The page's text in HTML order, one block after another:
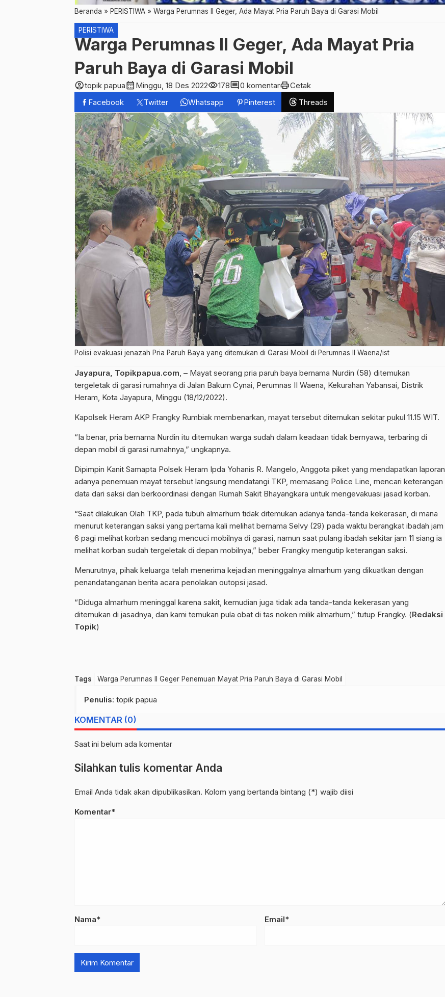
Beranda » PERISTIWA » Warga Perumnas II Geger, Ada Mayat Pria Paruh Baya di Garasi Mobil
PERISTIWA
Warga Perumnas II Geger, Ada Mayat Pria
Paruh Baya di Garasi Mobil
account_circletopik papuacalendar_month Minggu, 18 Des 2022visibility178comment0 komentarprintCetak
Facebook
Twitter Whatsapp Pinterest Threads
Polisi evakuasi jenazah Pria Paruh Baya yang ditemukan di Garasi Mobil di Perumnas II Waena/ist
Jayapura, Topikpapua.com, – Mayat seorang pria paruh baya bernama Nurdin (58) ditemukan
tergeletak di garasi rumahnya di Jalan Bakum Cynai, Perumnas II Waena, Kekurahan Yabansai, Distrik
Heram, Kota Jayapura, Minggu (18/12/2022).
Kapolsek Heram AKP Frangky Rumbiak membenarkan, mayat tersebut ditemukan sekitar pukul 11.15 WIT.
“Ia benar, pria bernama Nurdin itu ditemukan warga sudah dalam keadaan tidak bernyawa, terbaring di
depan mobil di garasi rumahnya,” ungkapnya.
Dipimpin Kanit Samapta Polsek Heram Ipda Yohanis R. Mangelo, Anggota piket yang mendapatkan laporan
adanya penemuan mayat tersebut langsung mendatangi TKP, memasang Police Line, mencari keterangan
data dari saksi dan berkoordinasi dengan Rumah Sakit Bhayangkara untuk mengevakuasi jasad korban.
“Saat dilakukan Olah TKP, pada tubuh almarhum tidak ditemukan adanya tanda-tanda kekerasan, di mana
menurut keterangan saksi yang pertama kali melihat bernama Selvy (29) pada waktu berangkat ibadah jam
6 pagi melihat korban sedang mencuci mobilnya di garasi, namun saat pulang ibadah sekitar jam 11 siang ia
melihat korban sudah tergeletak di depan mobilnya,” beber Frangky mengutip keterangan saksi.
Menurutnya, pihak keluarga telah menerima kejadian meninggalnya almarhum yang dikuatkan dengan
penandatanganan berita acara penolakan outopsi jasad.
“Diduga almarhum meninggal karena sakit, kemudian juga tidak ada tanda-tanda kekerasan yang
ditemukan di jasadnya, dan kami temukan pula obat di tas noken milik almarhum,” tutup Frangky. (Redaksi
Topik)
Tags Warga Perumnas II Geger Penemuan Mayat Pria Paruh Baya di Garasi Mobil
Penulis: topik papua
KOMENTAR (0)
Saat ini belum ada komentar
Silahkan tulis komentar Anda
Email Anda tidak akan dipublikasikan. Kolom yang bertanda bintang (*) wajib diisi
Komentar*
Nama* Email*